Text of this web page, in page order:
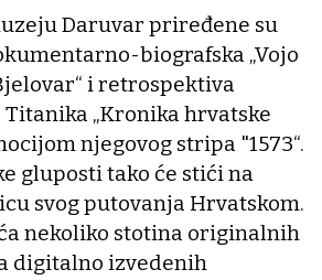
Daruvar priređene su
biografska „Vojo
i retrospektiva
„Kronika hrvatske
njegovog stripa "1573“.
gluposti tako će stići na
svog putovanja Hrvatskom.
nekoliko stotina originalnih
digitalno izvedenih